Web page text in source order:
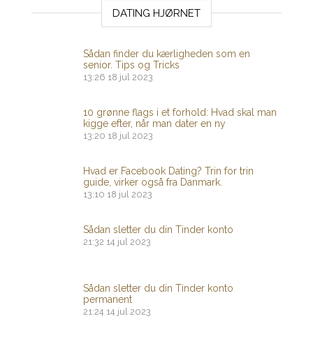
DATING HJØRNET
Sådan finder du kærligheden som en
senior. Tips og Tricks
13:26 18 jul 2023
10 grønne flags i et forhold: Hvad skal man
kigge efter, når man dater en ny
13:20 18 jul 2023
Hvad er Facebook Dating? Trin for trin
guide, virker også fra Danmark.
13:10 18 jul 2023
Sådan sletter du din Tinder konto
21:32 14 jul 2023
Sådan sletter du din Tinder konto
permanent
21:24 14 jul 2023